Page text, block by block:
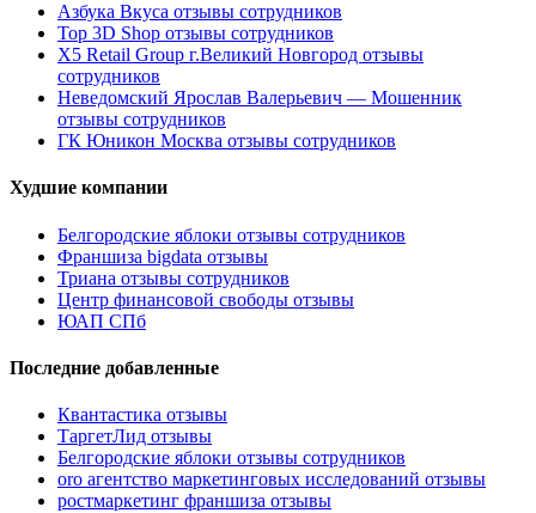
Азбука Вкуса отзывы сотрудников
Top 3D Shop отзывы сотрудников
X5 Retail Group г.Великий Новгород отзывы
сотрудников
Неведомский Ярослав Валерьевич — Мошенник
отзывы сотрудников
ГК Юникон Москва отзывы сотрудников
Худшие компании
Белгородские яблоки отзывы сотрудников
Франшиза bigdata отзывы
Триана отзывы сотрудников
Центр финансовой свободы отзывы
ЮАП СПб
Последние добавленные
Квантастика отзывы
ТаргетЛид отзывы
Белгородские яблоки отзывы сотрудников
oro агентство маркетинговых исследований отзывы
ростмаркетинг франшиза отзывы